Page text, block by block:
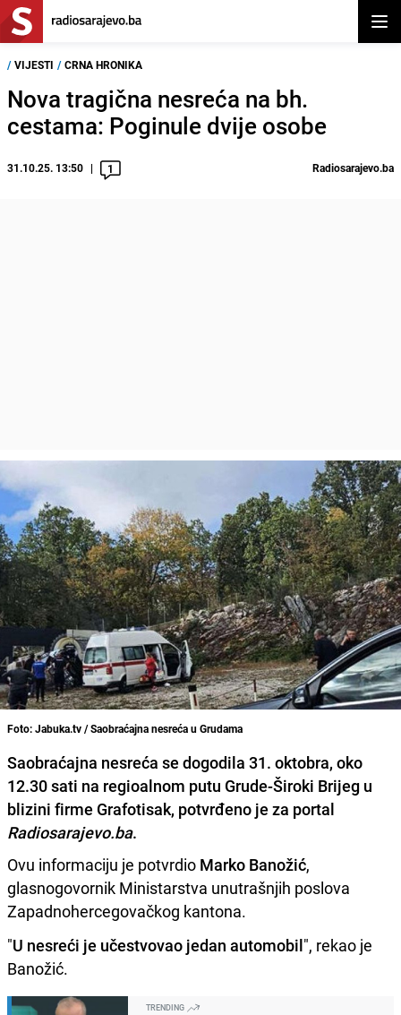
/ VIJESTI / CRNA HRONIKA
Nova tragična nesreća na bh.
cestama: Poginule dvije osobe
31.10.25. 13:50 1 Radiosarajevo.ba
Foto: Jabuka.tv / Saobraćajna nesreća u Grudama
Saobraćajna nesreća se dogodila 31. oktobra, oko
12.30 sati na regioalnom putu Grude-Široki Brijeg u
blizini firme Grafotisak, potvrđeno je za portal
Radiosarajevo.ba.
Ovu informaciju je potvrdio Marko Banožić,
glasnogovornik Ministarstva unutrašnjih poslova
Zapadnohercegovačkog kantona.
"U nesreći je učestvovao jedan automobil", rekao je
Banožić.
TRENDING